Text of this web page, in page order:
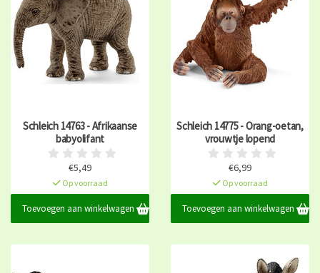
Schleich 14763 - Afrikaanse
babyolifant
€5,49
Op voorraad
Toevoegen aan winkelwagen
Schleich 14775 - Orang-oetan,
vrouwtje lopend
€6,99
Op voorraad
Toevoegen aan winkelwagen